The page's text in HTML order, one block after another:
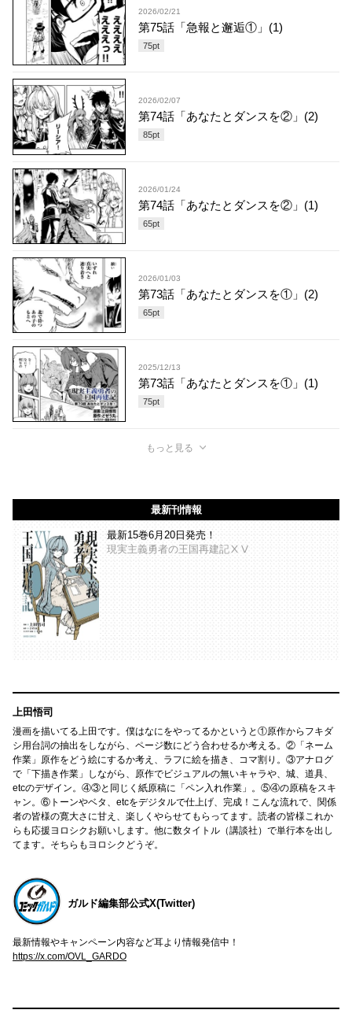
2026/02/21
第75話「急報と邂逅①」(1)
75pt
2026/02/07
第74話「あなたとダンスを②」(2)
85pt
2026/01/24
第74話「あなたとダンスを②」(1)
65pt
2026/01/03
第73話「あなたとダンスを①」(2)
65pt
2025/12/13
第73話「あなたとダンスを①」(1)
75pt
もっと見る
最新刊情報
最新15巻6月20日発売！
現実主義勇者の王国再建記ⅩⅤ
上田悟司
漫画を描いてる上田です。僕はなにをやってるかというと①原作からフキダ
シ用台詞の抽出をしながら、ページ数にどう合わせるか考える。②「ネーム
作業」原作をどう絵にするか考え、ラフに絵を描き、コマ割り。③アナログ
で「下描き作業」しながら、原作でビジュアルの無いキャラや、城、道具、
etcのデザイン。④③と同じく紙原稿に「ペン入れ作業」。⑤④の原稿をスキ
ャン。⑥トーンやベタ、etcをデジタルで仕上げ、完成！こんな流れで、関係
者の皆様の寛大さに甘え、楽しくやらせてもらってます。読者の皆様これか
らも応援ヨロシクお願いします。他に数タイトル（講談社）で単行本を出し
てます。そちらもヨロシクどうぞ。
ガルド編集部公式X(Twitter)
最新情報やキャンペーン内容など耳より情報発信中！
https://x.com/OVL_GARDO